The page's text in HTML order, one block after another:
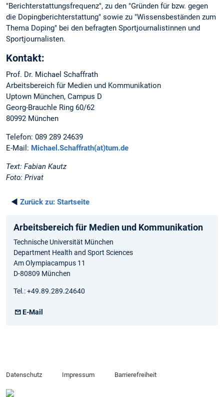
"Berichterstattungsfrequenz", zu den "Gründen für bzw. gegen
die Dopingberichterstattung" sowie zu "Wissensbeständen zum
Thema Doping" bei den befragten Sportjournalistinnen und
Sportjournalisten.
Kontakt:
Prof. Dr. Michael Schaffrath
Arbeitsbereich für Medien und Kommunikation
Uptown München, Campus D
Georg-Brauchle Ring 60/62
80992 München
Telefon: 089 289 24639
E-Mail: Michael.Schaffrath(at)tum.de
Text: Fabian Kautz
Foto: Privat
◄ Zurück zu: Startseite
Arbeitsbereich für Medien und Kommunikation
Technische Universität München
Department Health and Sport Sciences
Am Olympiacampus 11
D-80809 München
Tel.: +49.89.289.24640
E-Mail
Datenschutz Impressum Barrierefreiheit